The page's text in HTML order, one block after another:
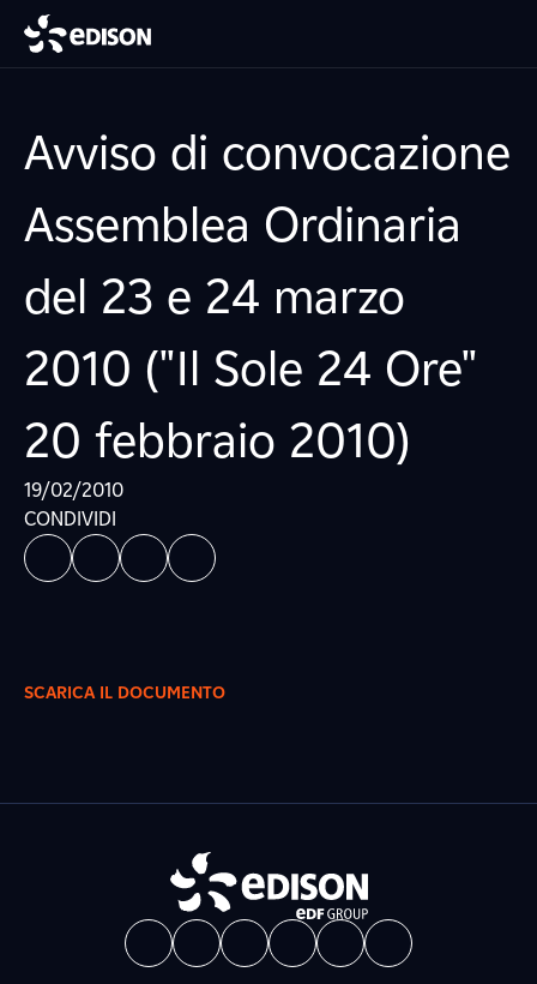
Avviso di convocazione
Assemblea Ordinaria
del 23 e 24 marzo
2010 ("Il Sole 24 Ore"
20 febbraio 2010)
19/02/2010
CONDIVIDI
SCARICA IL DOCUMENTO